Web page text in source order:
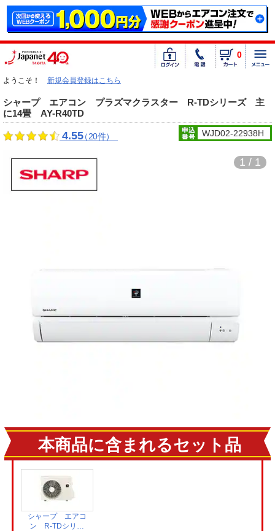
0
ようこそ！ 新規会員登録はこちら
シャープ エアコン プラズマクラスター R-TDシリーズ 主
に14畳 AY-R40TD
4.55（20件） WJD02-22938H
1 / 1
本商品に含まれるセット品
シャープ エアコ
ン R-TDシリー